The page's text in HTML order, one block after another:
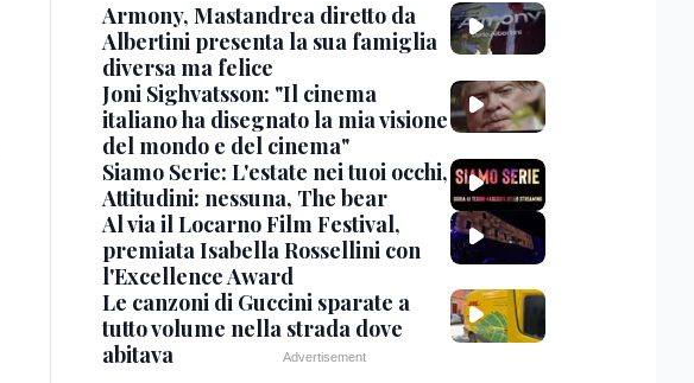
Armony, Mastandrea diretto da
Albertini presenta la sua famiglia
diversa ma felice
Joni Sighvatsson: "Il cinema
italiano ha disegnato la mia visione
del mondo e del cinema"
Siamo Serie: L'estate nei tuoi occhi,
Attitudini: nessuna, The bear
Al via il Locarno Film Festival,
premiata Isabella Rossellini con
l'Excellence Award
Le canzoni di Guccini sparate a
tutto volume nella strada dove
abitava